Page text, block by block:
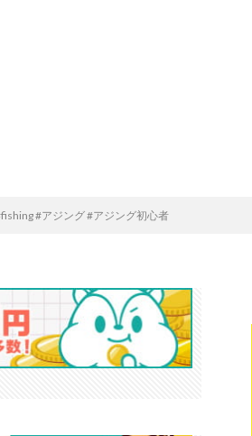
#アジング #アジング初心者